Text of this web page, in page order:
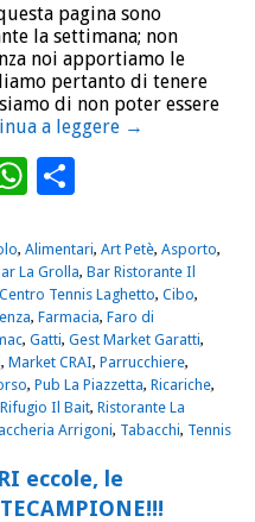
pagina sono
la settimana; non
noi apportiamo le
pertanto di tenere
di non poter essere
a leggere →
WhatsApp
, Alimentari, Art Petè, Asporto,
La Grolla, Bar Ristorante Il
Centro Tennis Laghetto, Cibo,
, Farmacia, Faro di
, Gatti, Gest Market Garatti,
, Market CRAI, Parrucchiere,
, Pub La Piazzetta, Ricariche,
Rifugio Il Bait, Ristorante La
Arrigoni, Tabacchi, Tennis
eccole, le